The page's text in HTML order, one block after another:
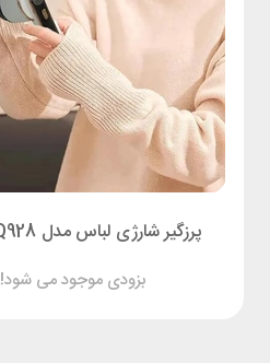
پرزگیر شارژی لباس مدل MD-MQ928
بزودی موجود می شود!